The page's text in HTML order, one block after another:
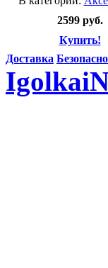
2599 руб.
Купить!
Доставка